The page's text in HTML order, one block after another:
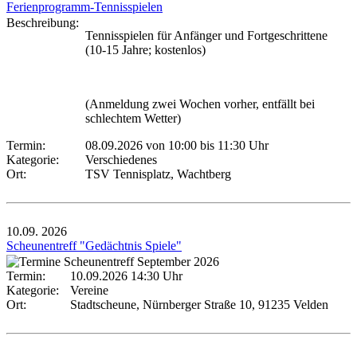
Ferienprogramm-Tennisspielen
Beschreibung:
Tennisspielen für Anfänger und Fortgeschrittene
(10-15 Jahre; kostenlos)
(Anmeldung zwei Wochen vorher, entfällt bei
schlechtem Wetter)
Termin:
08.09.2026 von 10:00 bis 11:30 Uhr
Kategorie:
Verschiedenes
Ort:
TSV Tennisplatz, Wachtberg
10.09. 2026
Scheunentreff "Gedächtnis Spiele"
Termin:
10.09.2026 14:30 Uhr
Kategorie:
Vereine
Ort:
Stadtscheune, Nürnberger Straße 10, 91235 Velden